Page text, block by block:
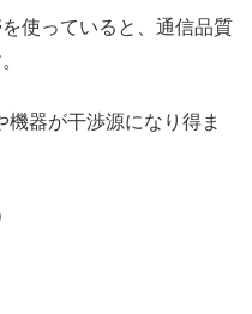
使っていると、通信品質
器が干渉源になり得ま